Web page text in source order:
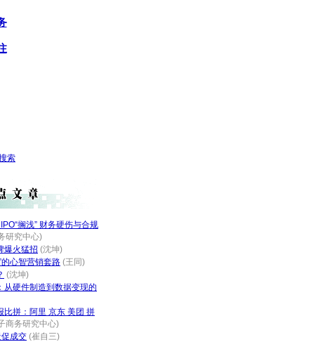
索
搁浅” 财务硬伤与合规
研究中心)
爆火猛招 (沈坤)
的心智营销套路 (王同)
(沈坤)
从硬件制造到数据变现的
比拼：阿里 京东 美团 拼
商务研究中心)
促成交 (崔自三)